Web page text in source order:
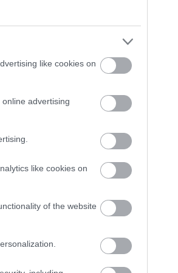
like cookies on
advertising
like cookies on
of the website
μάς
και
Αυτοψία στα
καμένα: 37 σπίτια
κρίθηκαν
κατεδαφιστέα στο
07.08.2026 | 17:40